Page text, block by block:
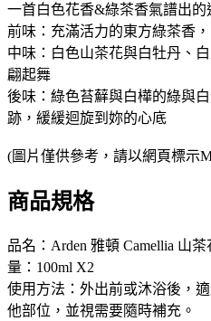
一首白色花香&綠茶香氣譜出的
前味：充滿活力的東方綠茶香
中味：白色山茶花與白牡丹、
翩起舞
後味：綠色苔蘚與白樺的綠與
跡，緩緩迴旋到妳的心底
(圖片僅供參考，請以網頁標示
商品規格
品名：Arden 雅頓 Camellia 山
量：100ml X2
使用方法：外出前或沐浴後，
他部位，並視需要隨時補充。